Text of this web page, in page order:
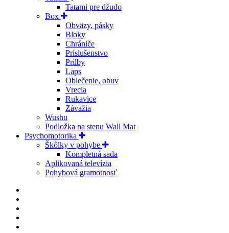
Tatami pre džudo
Box
Obväzy, pásky
Bloky
Chrániče
Príslušenstvo
Prilby
Laps
Oblečenie, obuv
Vrecia
Rukavice
Závažia
Wushu
Podložka na stenu Wall Mat
Psychomotorika
Škôlky v pohybe
Kompletná sada
Aplikovaná televízia
Pohybová gramotnosť